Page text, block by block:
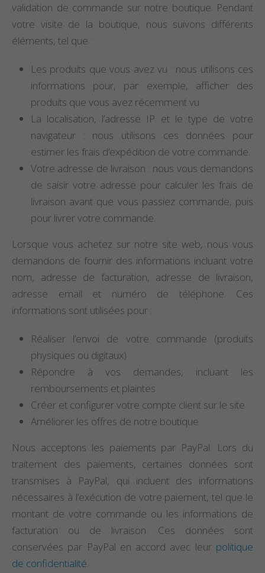
validation de commande sur notre boutique. Pendant
votre visite de la boutique, nous suivons différents
éléments, tel que :
Les produits que vous avez vu : nous utilisons ces
informations pour, par exemple, afficher des
produits que vous avez récemment vu.
La localisation, l’adresse IP et le type de votre
navigateur : nous utilisons ces données pour
estimer les frais d’expédition de votre commande.
Votre adresse de livraison : nous vous demandons
de saisir votre adresse pour calculer les frais de
livraison avant que vous passiez commande, puis
pour livrer votre commande.
Lorsque vous achetez sur notre site web, nous vous
demandons de fournir des informations incluant votre
nom, adresse de facturation, adresse de livraison,
adresse email et numéro de téléphone. Ces
informations sont utilisées pour :
Réaliser l’envoi de votre commande (produits
physiques ou digitaux)
Répondre à vos demandes, incluant les
remboursements et plaintes
Créer et configurer votre compte client sur le site
Améliorer les offres de notre boutique
Nous acceptons les paiements par PayPal. Lors du
traitement des paiements, certaines données sont
transmises à PayPal, qui incluent des informations
nécessaires à l’exécution de votre paiement, tel que le
montant de votre commande ou les informations de
facturation ou de livraison. Ces données sont
conservées par PayPal en accord avec leur politique
de confidentialité.